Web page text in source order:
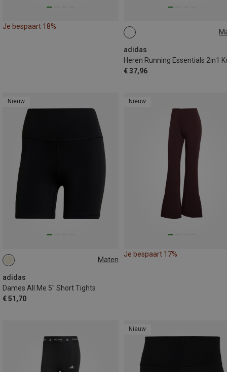
Je bespaart 18%
adidas
€ 37,96
L
Nieuw
Maten
adidas
Dames All Me 5" Short Tights
€ 51,70
XS
Nieuw
Je bespaart 17%
Nieuw